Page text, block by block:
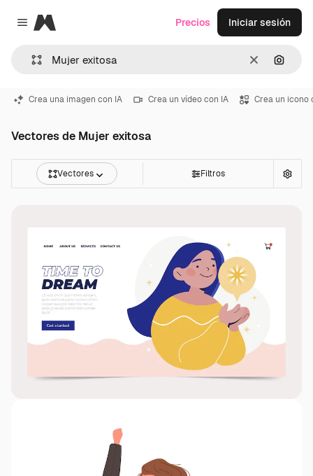
Close menu
Magnific
Borrar
Precios Iniciar sesión
Crea una imagen con IA Crea un vídeo con IA Crea un icono
Vectores de Mujer exitosa
Vectores Filtros